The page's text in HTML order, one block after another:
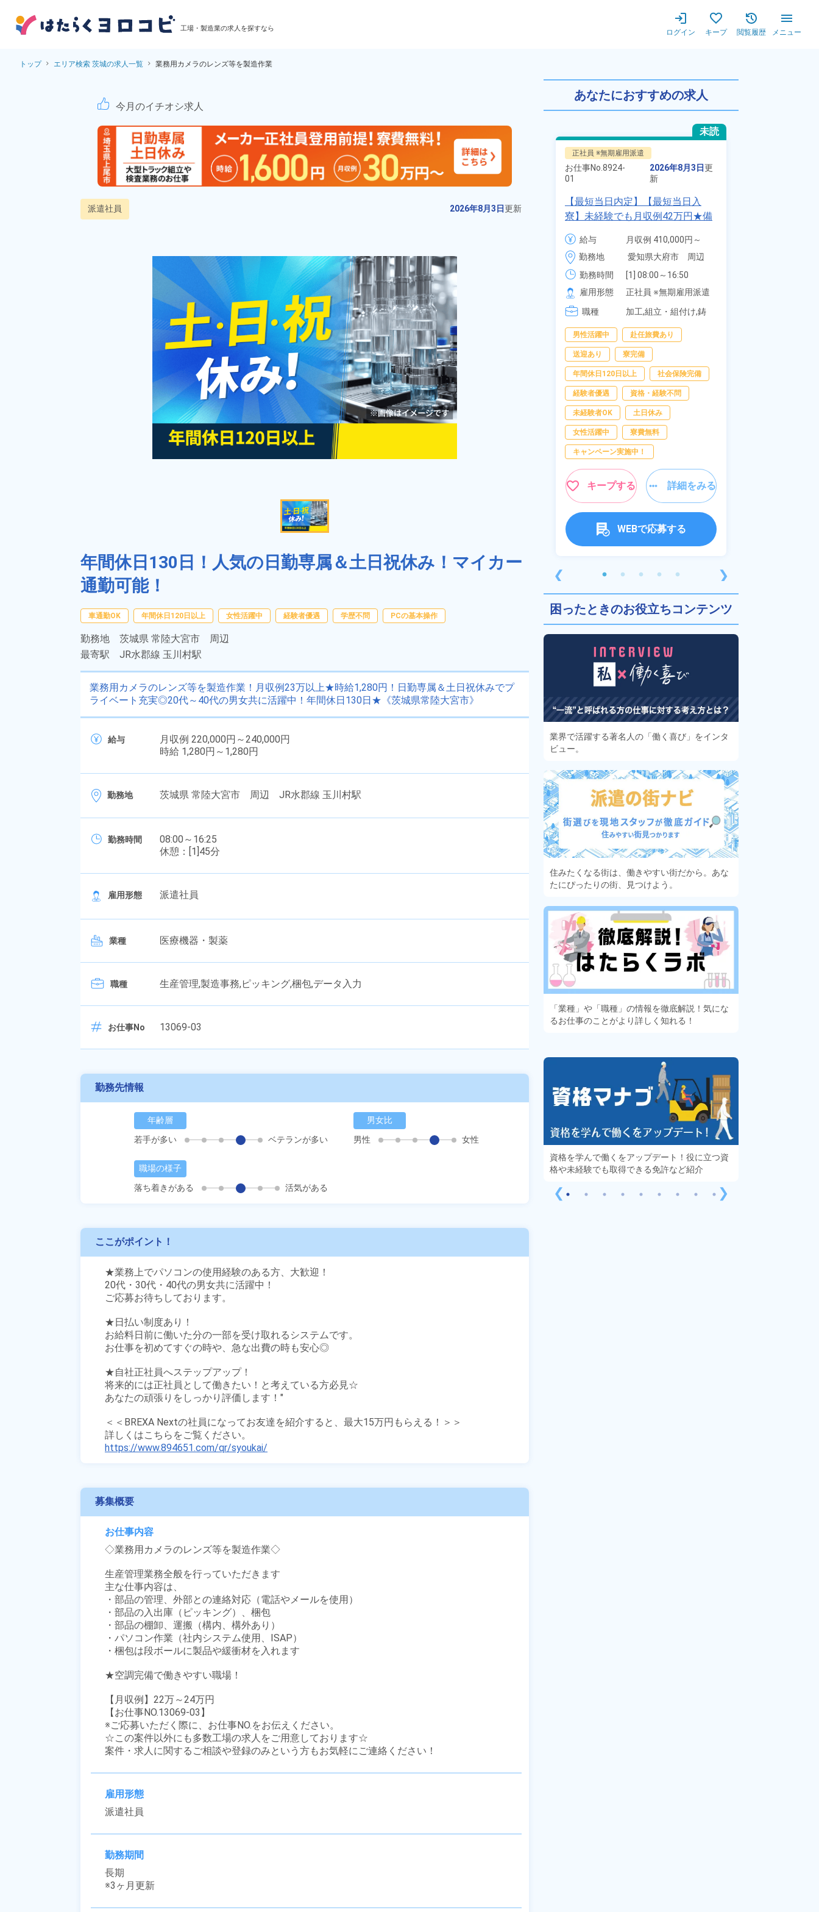
工場・製造業の求人を探すなら ログイン キープ 閲覧履歴 メニュー
トップ エリア検索 茨城の求人一覧 業務用カメラのレンズ等を製造作業
業務用カメラのレンズ等を製造作業！月収例23万以上★時給1,280円！日勤専属
今月のイチオシ求人
派遣社員 2026年8月3日更新
年間休日130日！人気の日勤専属＆土日祝休み！マイカー
通勤可能！
車通勤OK 年間休日120日以上 女性活躍中 経験者優遇 学歴不問 PCの基本操作
勤務地 茨城県 常陸大宮市 周辺
最寄駅 JR水郡線 玉川村駅
業務用カメラのレンズ等を製造作業！月収例23万以上★時給1,280円！日勤専属＆土日祝休みでプ
ライベート充実◎20代～40代の男女共に活躍中！年間休日130日★《茨城県常陸大宮市》
給与
月収例 220,000円～240,000円
時給 1,280円～1,280円
勤務地 茨城県 常陸大宮市 周辺 JR水郡線 玉川村駅
勤務時間
08:00～16:25
休憩：[1]45分
雇用形態 派遣社員
業種 医療機器・製薬
職種 生産管理,製造事務,ピッキング,梱包,データ入力
お仕事No 13069-03
勤務先情報
年齢層
若手が多い
ベテランが多い
男女比
男性
女性
職場の様子
落ち着きがある
活気がある
ここがポイント！
★業務上でパソコンの使用経験のある方、大歓迎！
20代・30代・40代の男女共に活躍中！
ご応募お待ちしております。
★日払い制度あり！
お給料日前に働いた分の一部を受け取れるシステムです。
お仕事を初めてすぐの時や、急な出費の時も安心◎
★自社正社員へステップアップ！
将来的には正社員として働きたい！と考えている方必見☆
あなたの頑張りをしっかり評価します！"
＜＜BREXA Nextの社員になってお友達を紹介すると、最大15万円もらえる！＞＞
https://www.894651.com/qr/syoukai/
募集概要
お仕事内容
◇業務用カメラのレンズ等を製造作業◇
生産管理業務全般を行っていただきます
主な仕事内容は、
・部品の管理、外部との連絡対応（電話やメールを使用）
・部品の入出庫（ピッキング）、梱包
・部品の棚卸、運搬（構内、構外あり）
・パソコン作業（社内システム使用、ISAP）
・梱包は段ボールに製品や緩衝材を入れます
★空調完備で働きやすい職場！
【月収例】22万～24万円
【お仕事NO.13069-03】
※ご応募いただく際に、お仕事NO.をお伝えください。
☆この案件以外にも多数工場の求人をご用意しております☆
案件・求人に関するご相談や登録のみという方もお気軽にご連絡ください！
雇用形態
派遣社員
勤務期間
長期
※3ヶ月更新
あなたにおすすめの求人
❮
未読
派遣社員 おすすめ
お仕事No.11881-
02
2026年8月3日
製品の運搬・検査業務！年間休日
ルーム内でのオシゴト♪《秋田県秋
田市》
220,000円
時給 1,250円～1,250円
勤務地
秋田県秋田市　周辺
勤務時間
[1] 05:35～13:20
[2] 13:15～22:00
雇用形態
派遣社員
職種
組立・組付け,マシンオ
ペレーター,部品供給・
充填・運搬,検査
男性活躍中 年間休日120日以上
社会保険完備 経験者優遇
資格・経験不問 未経験者OK
女性活躍中 寮完備
未読
正社員 ※無期雇用派遣
お仕事No. 8924-
01
2026年8月3日更
新
【最短当日内定】【最短当日入
寮】未経験でも月収例42万円★備
品付き寮完備＆赴任旅費会社負担
◎昇給・業績賞与あり！組立や塗
装など自動車製造の各種作業！
《愛知県大府市》
給与
月収例 410,000円～
430,000円
月給 277,000円～
277,000円
勤務地
愛知県大府市　周辺
勤務時間
[1] 08:00～16:50
[2] 06:25～15:10
[3] 17:05～01:50
雇用形態
正社員 ※無期雇用派遣
職種
加工,組立・組付け,鋳
男性活躍中 赴任旅費あり
送迎あり 寮完備
年間休日120日以上 社会保険完備
経験者優遇 資格・経験不問
未経験者OK 土日休み
女性活躍中 寮費無料
キャンペーン実施中！
キープする 詳細をみる
WEBで応募する
❯
困ったときのお役立ちコンテンツ
業界で活躍する著名人の「働く喜び」をインタ
ビュー。
住みたくなる街は、働きやすい街だから。あな
たにぴったりの街、見つけよう。
「業種」や「職種」の情報を徹底解説！気にな
るお仕事のことがより詳しく知れる！
❮
資格を学んで働くをアップデート！役に立つ資
格や未経験でも取得できる免許など紹介
❯